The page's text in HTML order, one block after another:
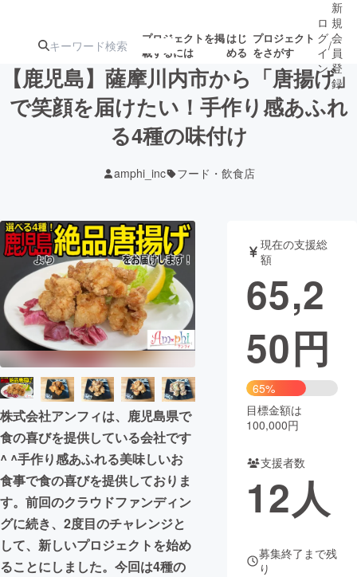
プロジェクトを掲
載するには
はじ
める
プロジェクト
をさがす
注目の新着プロ募集終了が近いプ
ロジェクト
テクノロジー・ガジェット
映像・映画 書籍・雑誌
ビジネス・起業 チャレンジ
まちづくり・地域活性化
CAMPFIRE for Social Good
CAMPFIRE Creation
CAMPFIREふるさと納税
コミュニティ
ロ
グ
イ
ン
/
新
規
会
員
登
録
【鹿児島】薩摩川内市から「唐揚げ」
で笑顔を届けたい！手作り感あふれ
る4種の味付け
amphi_inc フード・飲食店
株式会社アンフィは、鹿児島県で
食の喜びを提供している会社です︎
^ ^手作り感あふれる美味しいお
食事で食の喜びを提供しておりま
す。前回のクラウドファンディン
グに続き、2度目のチャレンジと
して、新しいプロジェクトを始め
ることにしました。今回は4種の
現在の支援総
額
65,2
50円
65%
目標金額は
100,000円
支援者数
12人
募集終了まで残
り